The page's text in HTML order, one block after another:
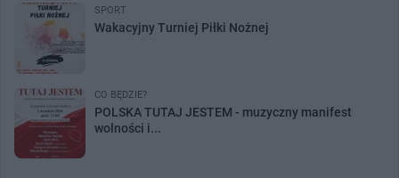
SPORT
Wakacyjny Turniej Piłki Nożnej
CO BĘDZIE?
POLSKA TUTAJ JESTEM - muzyczny manifest
wolności i...